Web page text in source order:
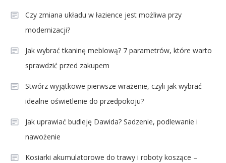
Czy zmiana układu w łazience jest możliwa przy
modernizacji?
Jak wybrać tkaninę meblową? 7 parametrów, które warto
sprawdzić przed zakupem
Stwórz wyjątkowe pierwsze wrażenie, czyli jak wybrać
idealne oświetlenie do przedpokoju?
Jak uprawiać budleję Dawida? Sadzenie, podlewanie i
nawożenie
Kosiarki akumulatorowe do trawy i roboty koszące –